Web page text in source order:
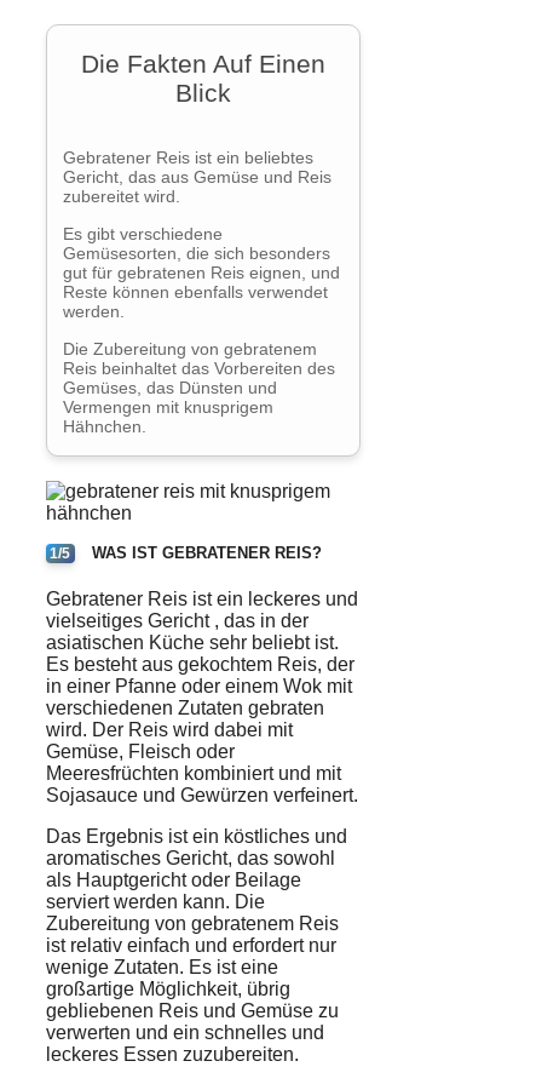
Die Fakten Auf Einen
Blick
Gebratener Reis ist ein beliebtes
Gericht, das aus Gemüse und Reis
zubereitet wird.
Es gibt verschiedene
Gemüsesorten, die sich besonders
gut für gebratenen Reis eignen, und
Reste können ebenfalls verwendet
werden.
Die Zubereitung von gebratenem
Reis beinhaltet das Vorbereiten des
Gemüses, das Dünsten und
Vermengen mit knusprigem
Hähnchen.
1/5 WAS IST GEBRATENER REIS?
Gebratener Reis ist ein leckeres und
vielseitiges Gericht , das in der
asiatischen Küche sehr beliebt ist.
Es besteht aus gekochtem Reis, der
in einer Pfanne oder einem Wok mit
verschiedenen Zutaten gebraten
wird. Der Reis wird dabei mit
Gemüse, Fleisch oder
Meeresfrüchten kombiniert und mit
Sojasauce und Gewürzen verfeinert.
Das Ergebnis ist ein köstliches und
aromatisches Gericht, das sowohl
als Hauptgericht oder Beilage
serviert werden kann. Die
Zubereitung von gebratenem Reis
ist relativ einfach und erfordert nur
wenige Zutaten. Es ist eine
großartige Möglichkeit, übrig
gebliebenen Reis und Gemüse zu
verwerten und ein schnelles und
leckeres Essen zuzubereiten.